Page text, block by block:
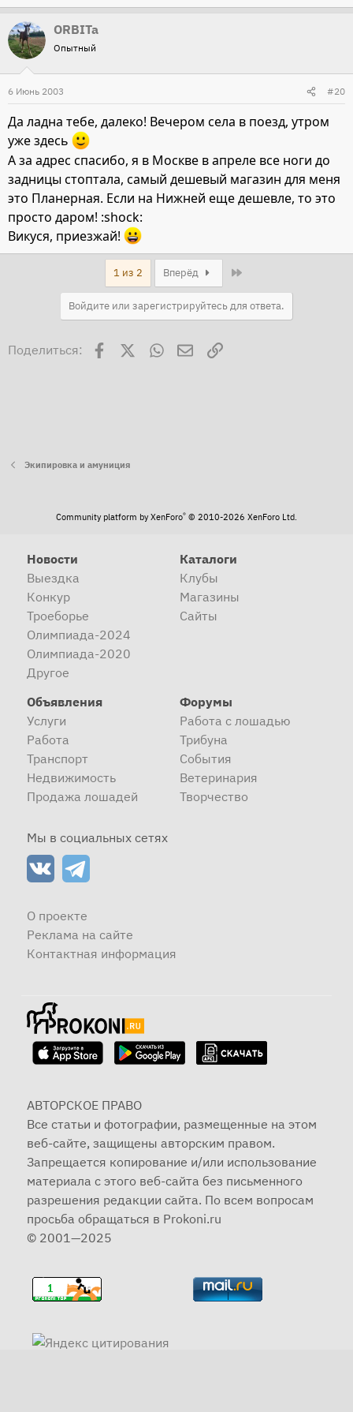
ORBITa
Опытный
6 Июнь 2003 #20
Да ладна тебе, далеко! Вечером села в поезд, утром
уже здесь
А за адрес спасибо, я в Москве в апреле все ноги до
задницы стоптала, самый дешевый магазин для меня
это Планерная. Если на Нижней еще дешевле, то это
просто даром! :shock:
Викуся, приезжай!
1 из 2 Вперёд
Войдите или зарегистрируйтесь для ответа.
Поделиться: Facebook WhatsAppЭлектронная почта
Ссылка
Экипировка и амуниция
Community platform by XenForo® © 2010-2026 XenForo Ltd.
Новости
Выездка
Конкур
Троеборье
Олимпиада-2024
Олимпиада-2020
Другое
Каталоги
Клубы
Магазины
Сайты
Объявления
Услуги
Работа
Транспорт
Недвижимость
Продажа лошадей
Форумы
Работа с лошадью
Трибуна
События
Ветеринария
Творчество
Мы в социальных сетях
О проекте
Реклама на сайте
Контактная информация
АВТОРСКОЕ ПРАВО
Все статьи и фотографии, размещенные на этом
веб-сайте, защищены авторским правом.
Запрещается копирование и/или использование
материала с этого веб-сайта без письменного
разрешения редакции сайта. По всем вопросам
просьба обращаться в Prokoni.ru
© 2001—2025